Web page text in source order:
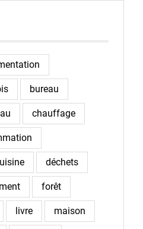
bureau
chauffage
déchets
forêt
livre maison